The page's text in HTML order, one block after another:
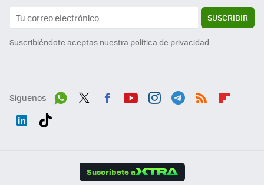
SUSCRIBIR
Suscribiéndote aceptas nuestra política de privacidad
Síguenos
Suscríbete a